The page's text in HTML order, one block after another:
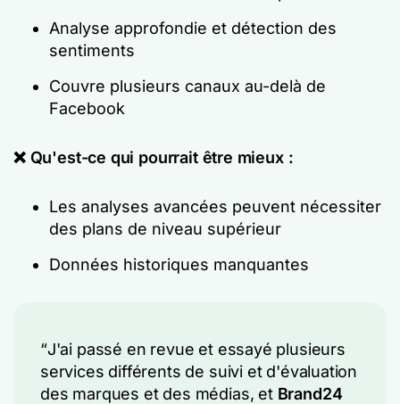
Analyse approfondie et détection des
sentiments
Couvre plusieurs canaux au-delà de
Facebook
❌ Qu'est-ce qui pourrait être mieux :
Les analyses avancées peuvent nécessiter
des plans de niveau supérieur
Données historiques manquantes
“J'ai passé en revue et essayé plusieurs
services différents de suivi et d'évaluation
des marques et des médias, et Brand24